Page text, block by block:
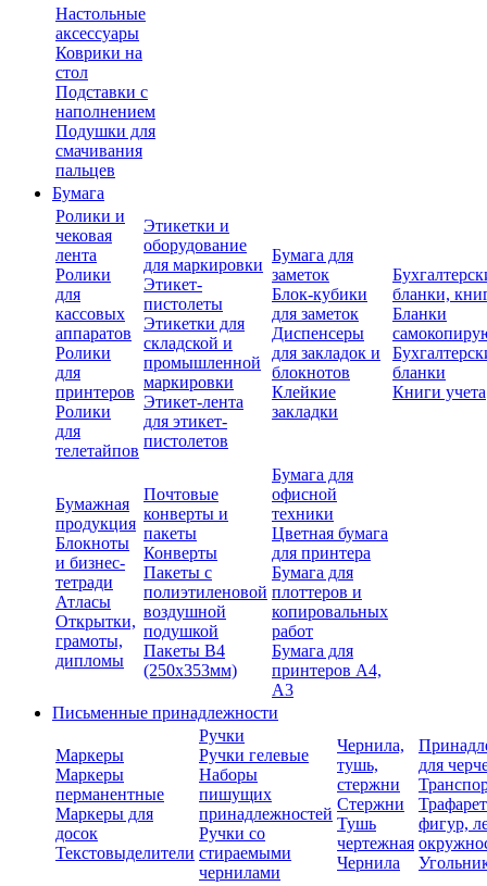
Настольные
аксессуары
Коврики на
стол
Подставки с
наполнением
Подушки для
смачивания
пальцев
Бумага
Ролики и
чековая
лента
Ролики
для
кассовых
аппаратов
Ролики
для
принтеров
Ролики
для
телетайпов
Этикетки и
оборудование
для маркировки
Этикет-
пистолеты
Этикетки для
складской и
промышленной
маркировки
Этикет-лента
для этикет-
пистолетов
Бумага для
заметок
Блок-кубики
для заметок
Диспенсеры
для закладок и
блокнотов
Клейкие
закладки
бланки,
Бланки
бланки
Книги учета
Бумажная
продукция
Блокноты
и бизнес-
тетради
Атласы
Открытки,
грамоты,
дипломы
Почтовые
конверты и
пакеты
Конверты
Пакеты с
полиэтиленовой
воздушной
подушкой
Пакеты В4
(250х353мм)
Бумага для
офисной
техники
Цветная бумага
для принтера
Бумага для
плоттеров и
копировальных
работ
Бумага для
принтеров А4,
А3
Письменные принадлежности
Маркеры
Маркеры
перманентные
Маркеры для
досок
Текстовыделители
Ручки
Ручки гелевые
Наборы
пишущих
принадлежностей
Ручки со
стираемыми
чернилами
Чернила,
тушь,
стержни
Стержни
Тушь
чертежная
Чернила
для
фигур,